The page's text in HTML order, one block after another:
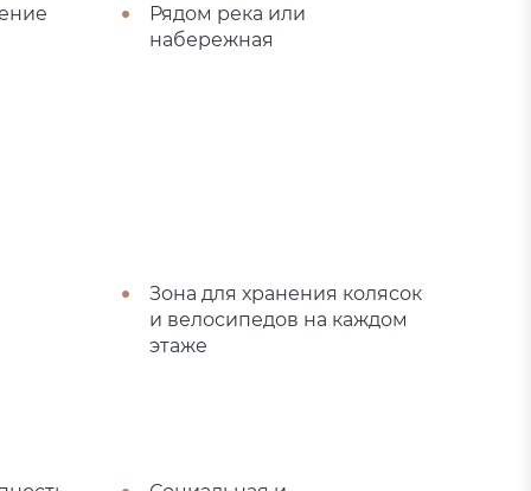
Рядом река или
набережная
Зона для хранения колясок
и велосипедов на каждом
этаже